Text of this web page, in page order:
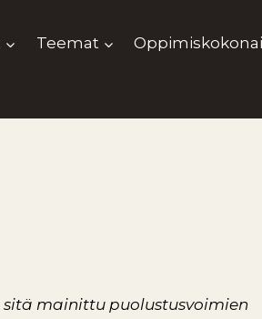
Teemat
mainittu puolustusvoimien